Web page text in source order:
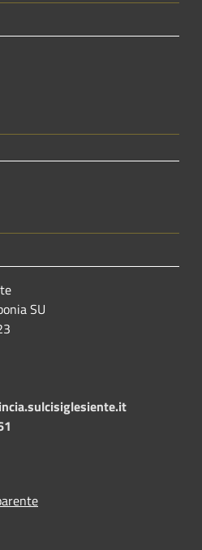
SU
sulcisiglesiente.it